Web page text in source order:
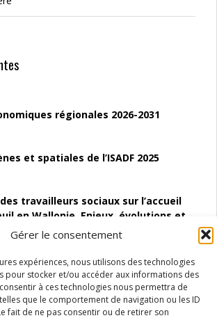
Gérer le consentement
expériences, nous utilisons des technologies
pour stocker et/ou accéder aux informations des
à ces technologies nous permettra de
que le comportement de navigation ou les ID
fait de ne pas consentir ou de retirer son
régionales 2026-2031
et spatiales de l’ISADF 2025
travailleurs sociaux sur l’accueil
en Wallonie. Enjeux, évolutions et
des Structures
à l’autocréation d’emploi (SAACE)